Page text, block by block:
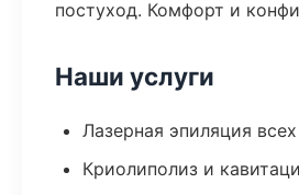
постуход. Комфорт и
Наши услуги
Лазерная эпиляция
Криолиполиз и